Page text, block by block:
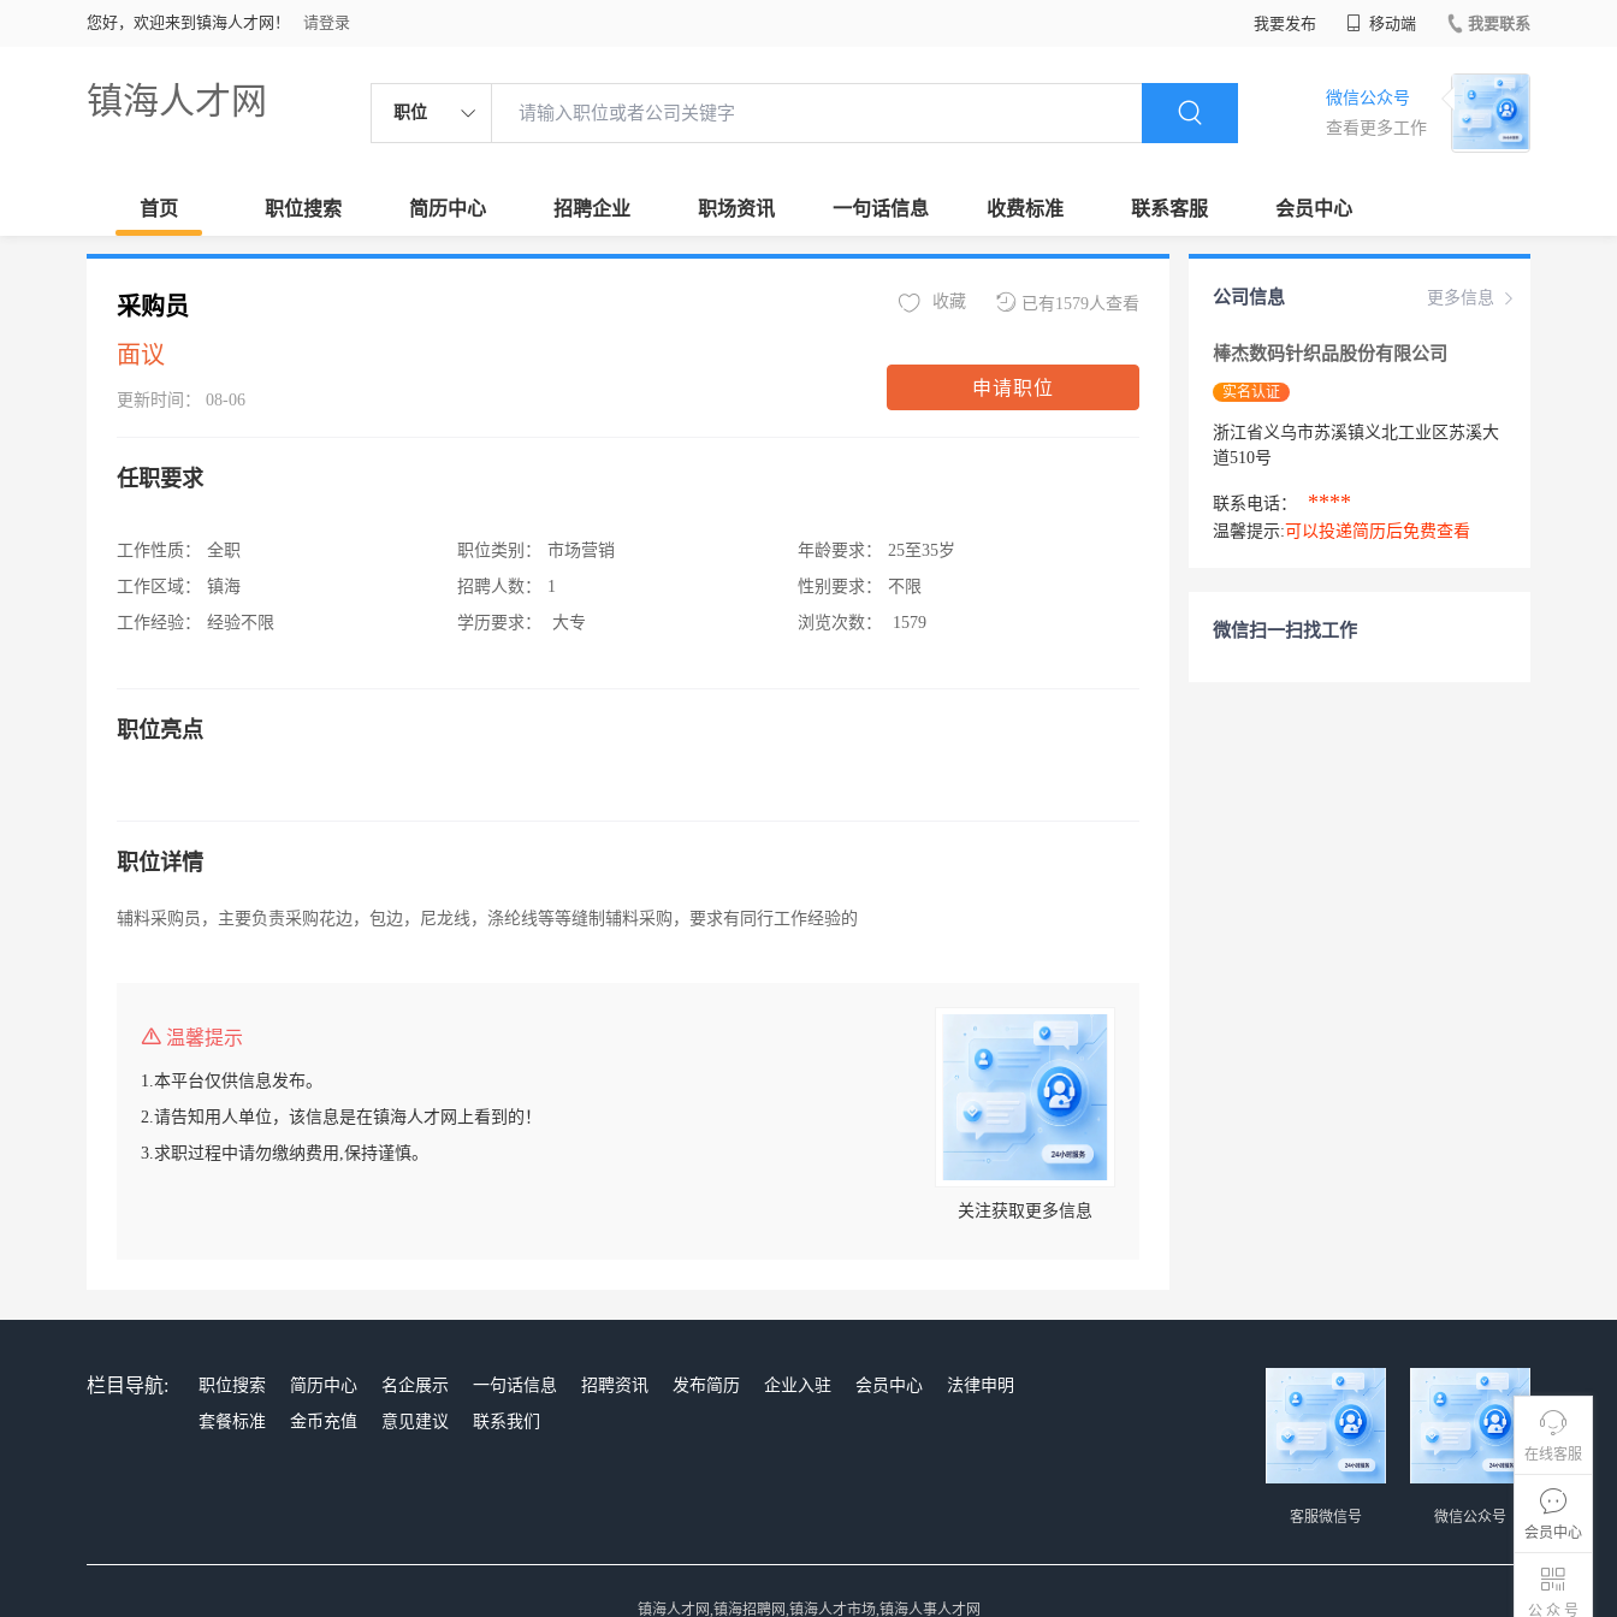
您好，欢迎来到镇海人才网！ 请登录 我要发布 移动端 我要联系
镇海人才网 职位
微信公众号
查看更多工作
首页 职位搜索 简历中心 招聘企业 职场资讯 一句话信息 收费标准 联系客服 会员中心
在线客服
会员中心
公 众 号
采购员
面议
更新时间： 08-06
已有1579人查看
收藏
申请职位
任职要求
工作性质：
全职
工作区域：
镇海
工作经验：
经验不限
职位类别：
市场营销
招聘人数：
1
学历要求：
大专
年龄要求：
25至35岁
性别要求：
不限
浏览次数：
1579
职位亮点
职位详情
辅料采购员，主要负责采购花边，包边，尼龙线，涤纶线等等缝制辅料采购，要求有同行工作经验的
温馨提示
1.本平台仅供信息发布。
2.请告知用人单位，该信息是在镇海人才网上看到的！
3.求职过程中请勿缴纳费用,保持谨慎。
关注获取更多信息
更多信息
公司信息
棒杰数码针织品股份有限公司
实名认证
浙江省义乌市苏溪镇义北工业区苏溪大
道510号
联系电话： ****
温馨提示: 可以投递简历后免费查看
微信扫一扫找工作
栏目导航: 职位搜索 简历中心 名企展示 一句话信息 招聘资讯 发布简历 企业入驻 会员中心
法律申明
套餐标准
金币充值 意见建议 联系我们
微信公众号
客服微信号
镇海人才网,镇海招聘网,镇海人才市场,镇海人事人才网